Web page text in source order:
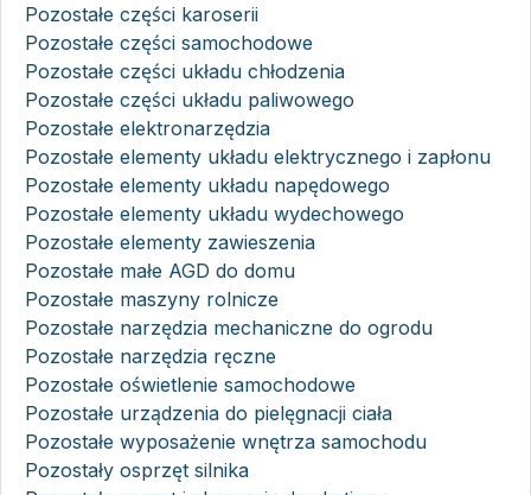
Pozostałe części karoserii
Pozostałe części samochodowe
Pozostałe części układu chłodzenia
Pozostałe części układu paliwowego
Pozostałe elektronarzędzia
Pozostałe elementy układu elektrycznego i zapłonu
Pozostałe elementy układu napędowego
Pozostałe elementy układu wydechowego
Pozostałe elementy zawieszenia
Pozostałe małe AGD do domu
Pozostałe maszyny rolnicze
Pozostałe narzędzia mechaniczne do ogrodu
Pozostałe narzędzia ręczne
Pozostałe oświetlenie samochodowe
Pozostałe urządzenia do pielęgnacji ciała
Pozostałe wyposażenie wnętrza samochodu
Pozostały osprzęt silnika